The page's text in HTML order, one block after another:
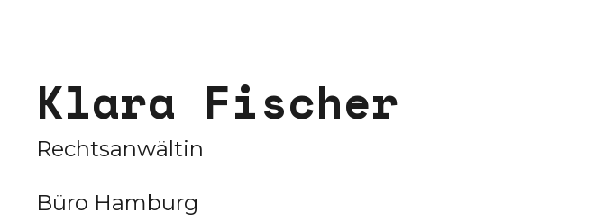
Klara Fischer
Rechtsanwältin
Büro Hamburg